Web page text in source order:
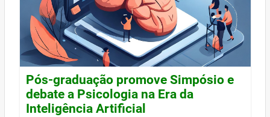
Pós-graduação promove Simpósio e
debate a Psicologia na Era da
Inteligência Artificial